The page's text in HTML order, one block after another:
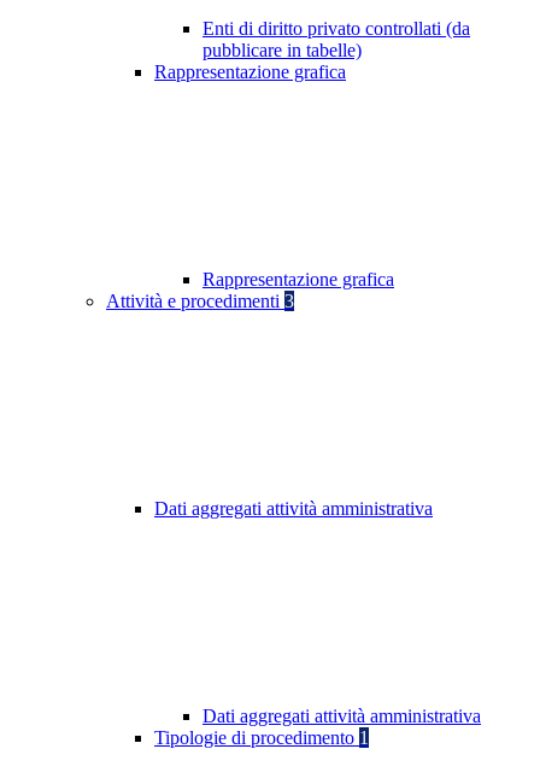
Enti di diritto privato controllati (da
pubblicare in tabelle)
Rappresentazione grafica
Rappresentazione grafica
Attività e procedimenti 3
Dati aggregati attività amministrativa
Dati aggregati attività amministrativa
Tipologie di procedimento 1